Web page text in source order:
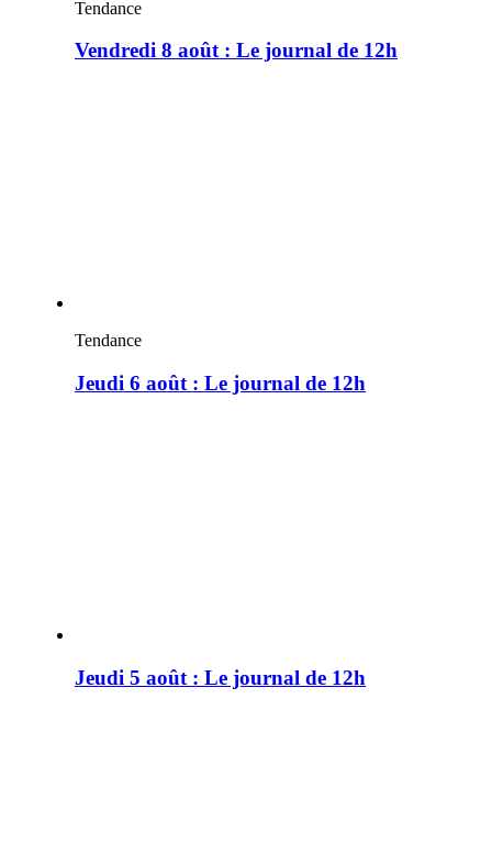
Tendance
Vendredi 8 août : Le journal de 12h
Tendance
Jeudi 6 août : Le journal de 12h
Jeudi 5 août : Le journal de 12h